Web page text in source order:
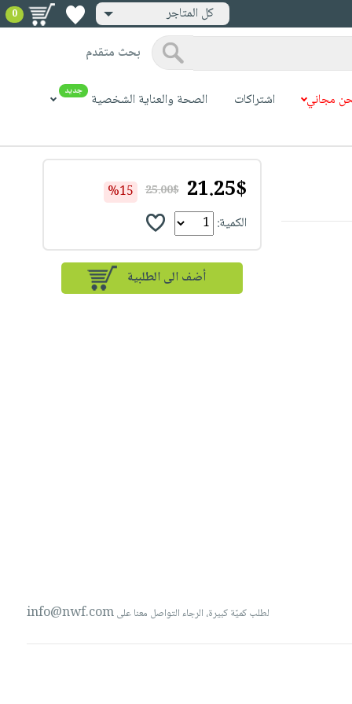
كل المتاجر 0
بحث متقدم
مجاني اشتراكات الصحة والعناية الشخصية جديد
21.25$
25.00$
%15
الكمية:
لطلب كميّة كبيرة، الرجاء التواصل معنا علىinfo@nwf.com